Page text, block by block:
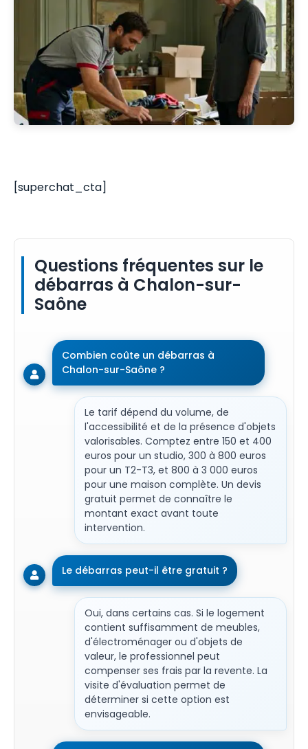
[superchat_cta]
Questions fréquentes sur le
débarras à Chalon-sur-
Saône
Combien coûte un débarras à
Chalon-sur-Saône ?
Le tarif dépend du volume, de
l'accessibilité et de la présence d'objets
valorisables. Comptez entre 150 et 400
euros pour un studio, 300 à 800 euros
pour un T2-T3, et 800 à 3 000 euros
pour une maison complète. Un devis
gratuit permet de connaître le
montant exact avant toute
intervention.
Le débarras peut-il être gratuit ?
Oui, dans certains cas. Si le logement
contient suffisamment de meubles,
d'électroménager ou d'objets de
valeur, le professionnel peut
compenser ses frais par la revente. La
visite d'évaluation permet de
déterminer si cette option est
envisageable.